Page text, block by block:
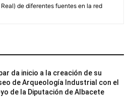
de diferentes fuentes en la red
da inicio a la creación de su
de Arqueología Industrial con el
de la Diputación de Albacete